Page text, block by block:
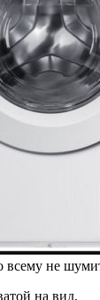
всему не
на вид,